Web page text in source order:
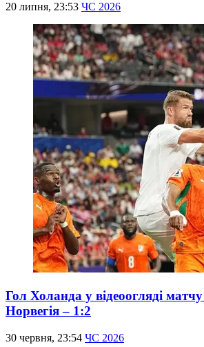
20 липня, 23:53 ЧС 2026
Гол Холанда у відеоогляді
Норвегія – 1:2
30 червня, 23:54 ЧС 2026